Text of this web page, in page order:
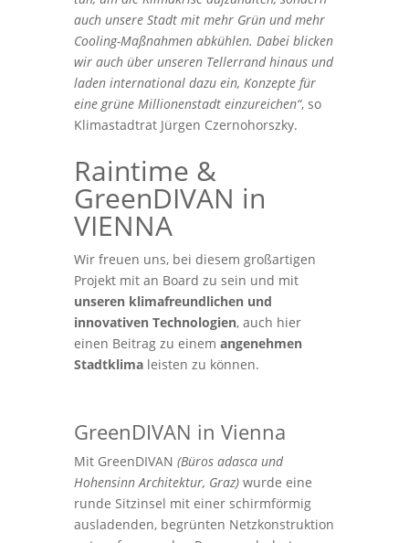
auch unsere Stadt mit mehr Grün und mehr
Cooling-Maßnahmen abkühlen. Dabei blicken
wir auch über unseren Tellerrand hinaus und
laden international dazu ein, Konzepte für
eine grüne Millionenstadt einzureichen“, so
Klimastadtrat Jürgen Czernohorszky.
Raintime &
GreenDIVAN in
VIENNA
Wir freuen uns, bei diesem großartigen
Projekt mit an Board zu sein und mit
unseren klimafreundlichen und
innovativen Technologien, auch hier
einen Beitrag zu einem angenehmen
Stadtklimaleisten zu können.
GreenDIVAN in Vienna
Mit GreenDIVAN (Büros adasca und
Hohensinn Architektur, Graz)wurde eine
runde Sitzinsel mit einer schirmförmig
ausladenden, begrünten Netzkonstruktion